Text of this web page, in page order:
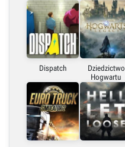
Dispatch
Dziedzictwo
Hogwartu